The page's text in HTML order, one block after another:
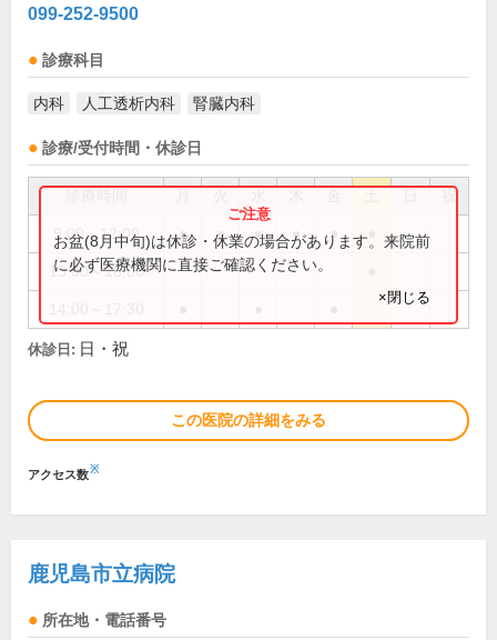
099-252-9500
診療科目
内科 人工透析内科 腎臓内科
診療/受付時間・休診日
祝
9:00～12:00 ● ● ● ● ●
13:00～16:00
お盆(8月中旬)は休診・休業の場合があります。来院前
に必ず医療機関に直接ご確認ください。
×閉じる
休診日: 日・祝
この医院の詳細をみる
アクセス数※
鹿児島市立病院
所在地・電話番号